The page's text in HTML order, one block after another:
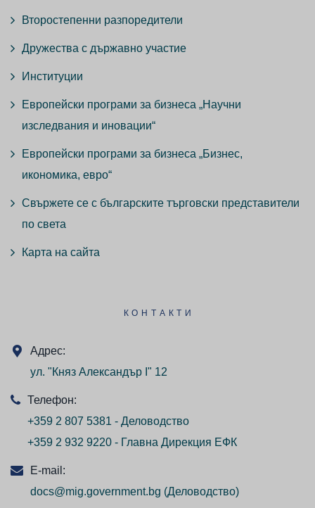
Второстепенни разпоредители
Дружества с държавно участие
Институции
Европейски програми за бизнеса „Научни
изследвания и иновации“
Европейски програми за бизнеса „Бизнес,
икономика, евро“
Свържете се с българските търговски представители
по света
Карта на сайта
КОНТАКТИ
Адрес:
ул. "Княз Александър I" 12
Телефон:
+359 2 807 5381 - Деловодство
+359 2 932 9220 - Главна Дирекция ЕФК
E-mail:
docs@mig.government.bg (Деловодство)